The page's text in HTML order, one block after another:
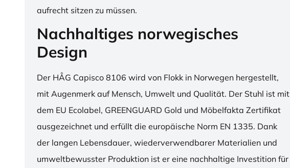
aufrecht sitzen zu müssen.
Nachhaltiges norwegisches
Design
Der HÅG Capisco 8106 wird von Flokk in Norwegen hergestellt,
mit Augenmerk auf Mensch, Umwelt und Qualität. Der Stuhl ist mit
dem EU Ecolabel, GREENGUARD Gold und Möbelfakta Zertifikat
ausgezeichnet und erfüllt die europäische Norm EN 1335. Dank
der langen Lebensdauer, wiederverwendbarer Materialien und
umweltbewusster Produktion ist er eine nachhaltige Investition für